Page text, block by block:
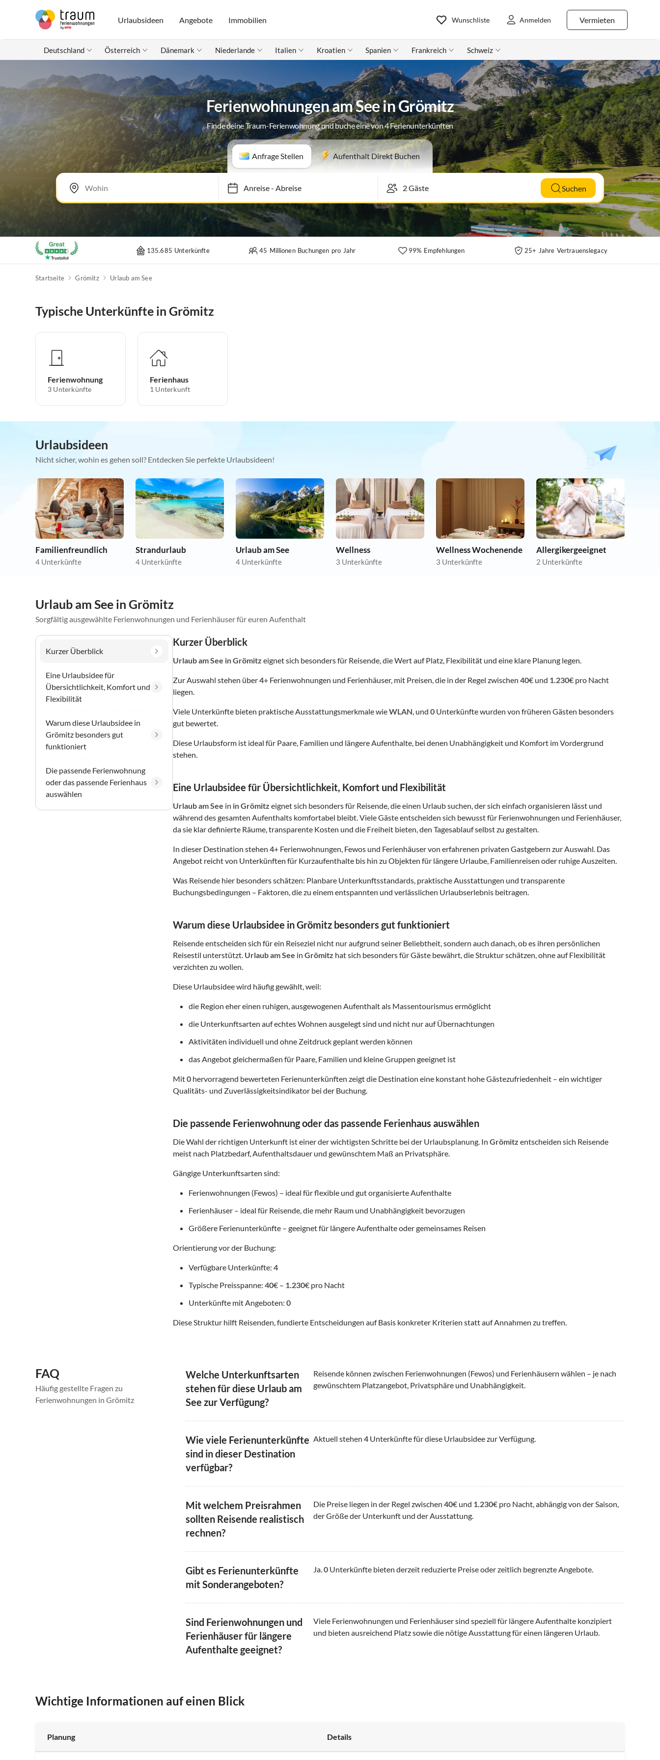
Urlaubsideen Angebote Immobilien Vermieten
Wunschliste Anmelden
Deutschland Österreich Dänemark Niederlande Italien Kroatien Spanien Frankreich Schweiz
Ferienwohnungen am See in Grömitz
Finde deine Traum-Ferienwohnung und buche eine von 4 Ferienunterkünften
Anfrage Stellen Aufenthalt Direkt Buchen
Anreise-Abreise Suchen
135.685 Unterkünfte 45 Millionen Buchungen pro Jahr 99% Empfehlungen 25+ Jahre Vertrauenslegacy
Startseite Grömitz Urlaub am See
Typische Unterkünfte in Grömitz
Ferienwohnung
3 Unterkünfte
Ferienhaus
1 Unterkunft
Urlaubsideen
Nicht sicher, wohin es gehen soll? Entdecken Sie perfekte Urlaubsideen!
Familienfreundlich
4 Unterkünfte
Strandurlaub
4 Unterkünfte
Urlaub am See
4 Unterkünfte
Wellness
3 Unterkünfte
Wellness Wochenende
3 Unterkünfte
Allergikergeeignet
2 Unterkünfte
Urlaub am See in Grömitz
Sorgfältig ausgewählte Ferienwohnungen und Ferienhäuser für euren Aufenthalt
Kurzer Überblick
Eine Urlaubsidee für
Übersichtlichkeit, Komfort und
Flexibilität
Warum diese Urlaubsidee in
Grömitz besonders gut
funktioniert
Die passende Ferienwohnung
oder das passende Ferienhaus
auswählen
Kurzer Überblick
Urlaub am See in Grömitz eignet sich besonders für Reisende, die Wert auf Platz, Flexibilität und eine klare Planung legen.
Zur Auswahl stehen über4+ Ferienwohnungen und Ferienhäuser, mit Preisen, die in der Regel zwischen 40€ und 1.230€ pro Nacht
liegen.
Viele Unterkünfte bieten praktische Ausstattungsmerkmale wieWLAN, und 0 Unterkünfte wurden von früheren Gästen besonders
gut bewertet.
Diese Urlaubsform ist ideal für Paare, Familien und längere Aufenthalte, bei denen Unabhängigkeit und Komfort im Vordergrund
stehen.
Eine Urlaubsidee für Übersichtlichkeit, Komfort und Flexibilität
Urlaub am See in in Grömitz eignet sich besonders für Reisende, die einen Urlaub suchen, der sich einfach organisieren lässt und
während des gesamten Aufenthalts komfortabel bleibt. Viele Gäste entscheiden sich bewusst für Ferienwohnungen und Ferienhäuser,
da sie klar definierte Räume, transparente Kosten und die Freiheit bieten, den Tagesablauf selbst zu gestalten.
In dieser Destination stehen 4+ Ferienwohnungen, Fewos und Ferienhäuser von erfahrenen privaten Gastgebern zur Auswahl. Das
Angebot reicht von Unterkünften für Kurzaufenthalte bis hin zu Objekten für längere Urlaube, Familienreisen oder ruhige Auszeiten.
Was Reisende hier besonders schätzen: Planbare Unterkunftsstandards, praktische Ausstattungen und transparente
Buchungsbedingungen – Faktoren, die zu einem entspannten und verlässlichen Urlaubserlebnis beitragen.
Warum diese Urlaubsidee in Grömitz besonders gut funktioniert
Reisende entscheiden sich für ein Reiseziel nicht nur aufgrund seiner Beliebtheit, sondern auch danach, ob es ihren persönlichen
Reisestil unterstützt. Urlaub am See in Grömitz hat sich besonders für Gäste bewährt, die Struktur schätzen, ohne auf Flexibilität
verzichten zu wollen.
Diese Urlaubsidee wird häufig gewählt, weil:
die Region eher einen ruhigen, ausgewogenen Aufenthalt als Massentourismus ermöglicht
die Unterkunftsarten auf echtes Wohnen ausgelegt sind und nicht nur auf Übernachtungen
Aktivitäten individuell und ohne Zeitdruck geplant werden können
das Angebot gleichermaßen für Paare, Familien und kleine Gruppen geeignet ist
Mit0 hervorragend bewerteten Ferienunterkünften zeigt die Destination eine konstant hohe Gästezufriedenheit – ein wichtiger
Qualitäts- und Zuverlässigkeitsindikator bei der Buchung.
Die passende Ferienwohnung oder das passende Ferienhaus auswählen
Die Wahl der richtigen Unterkunft ist einer der wichtigsten Schritte bei der Urlaubsplanung. In Grömitz entscheiden sich Reisende
meist nach Platzbedarf, Aufenthaltsdauer und gewünschtem Maß an Privatsphäre.
Gängige Unterkunftsarten sind:
Ferienwohnungen (Fewos) – ideal für flexible und gut organisierte Aufenthalte
Ferienhäuser – ideal für Reisende, die mehr Raum und Unabhängigkeit bevorzugen
Größere Ferienunterkünfte – geeignet für längere Aufenthalte oder gemeinsames Reisen
Orientierung vor der Buchung:
Verfügbare Unterkünfte: 4
Typische Preisspanne: 40€ – 1.230€ pro Nacht
Unterkünfte mit Angeboten: 0
Diese Struktur hilft Reisenden, fundierte Entscheidungen auf Basis konkreter Kriterien statt auf Annahmen zu treffen.
FAQ
Häufig gestellte Fragen zu
Ferienwohnungen in Grömitz
Welche Unterkunftsarten
stehen für diese Urlaub am
See zur Verfügung?
Reisende können zwischen Ferienwohnungen (Fewos) und Ferienhäusern wählen – je nach
gewünschtem Platzangebot, Privatsphäre und Unabhängigkeit.
Wie viele Ferienunterkünfte
sind in dieser Destination
verfügbar?
Aktuell stehen 4 Unterkünfte für diese Urlaubsidee zur Verfügung.
Mit welchem Preisrahmen
sollten Reisende realistisch
rechnen?
Die Preise liegen in der Regel zwischen 40€ und 1.230€ pro Nacht, abhängig von der Saison,
der Größe der Unterkunft und der Ausstattung.
Gibt es Ferienunterkünfte
mit Sonderangeboten?
Ja.0 Unterkünfte bieten derzeit reduzierte Preise oder zeitlich begrenzte Angebote.
Sind Ferienwohnungen und
Ferienhäuser für längere
Aufenthalte geeignet?
Viele Ferienwohnungen und Ferienhäuser sind speziell für längere Aufenthalte konzipiert
und bieten ausreichend Platz sowie die nötige Ausstattung für einen längeren Urlaub.
Wichtige Informationen auf einen Blick
Planung Details